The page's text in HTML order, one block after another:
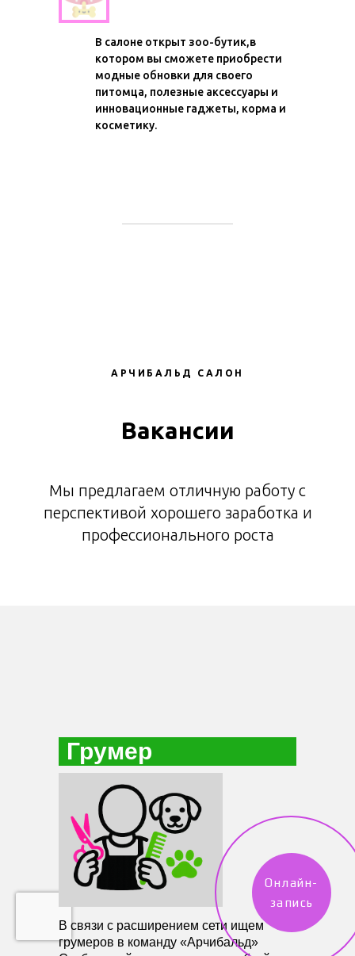
В салоне открыт зоо-бутик,в
котором вы сможете приобрести
модные обновки для своего
питомца, полезные аксессуары и
инновационные гаджеты, корма и
косметику.
АРЧИБАЛЬД САЛОН
Вакансии
Мы предлагаем отличную работу с
перспективой хорошего заработка и
профессионального роста
В связи с расширением сети ищем
грумеров в команду «Арчибальд»
Грумер
Онлайн-
запись